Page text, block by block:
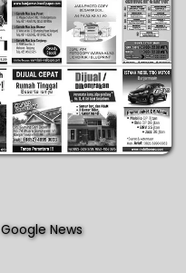
Google News